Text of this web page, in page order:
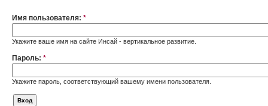
Имя пользователя: *
Укажите ваше имя на сайте Инсай - вертикальное развитие.
Пароль: *
Укажите пароль, соответствующий вашему имени пользователя.